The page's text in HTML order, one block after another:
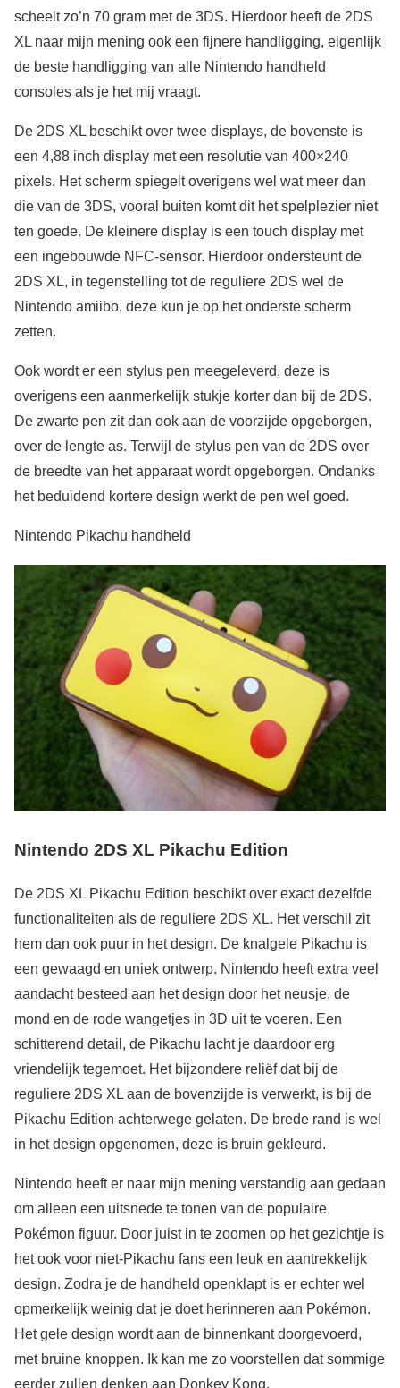
scheelt zo’n 70 gram met de 3DS. Hierdoor heeft de 2DS
XL naar mijn mening ook een fijnere handligging, eigenlijk
de beste handligging van alle Nintendo handheld
consoles als je het mij vraagt.
De 2DS XL beschikt over twee displays, de bovenste is
een 4,88 inch display met een resolutie van 400×240
pixels. Het scherm spiegelt overigens wel wat meer dan
die van de 3DS, vooral buiten komt dit het spelplezier niet
ten goede. De kleinere display is een touch display met
een ingebouwde NFC-sensor. Hierdoor ondersteunt de
2DS XL, in tegenstelling tot de reguliere 2DS wel de
Nintendo amiibo, deze kun je op het onderste scherm
zetten.
Ook wordt er een stylus pen meegeleverd, deze is
overigens een aanmerkelijk stukje korter dan bij de 2DS.
De zwarte pen zit dan ook aan de voorzijde opgeborgen,
over de lengte as. Terwijl de stylus pen van de 2DS over
de breedte van het apparaat wordt opgeborgen. Ondanks
het beduidend kortere design werkt de pen wel goed.
Nintendo Pikachu handheld
Nintendo 2DS XL Pikachu Edition
De 2DS XL Pikachu Edition beschikt over exact dezelfde
functionaliteiten als de reguliere 2DS XL. Het verschil zit
hem dan ook puur in het design. De knalgele Pikachu is
een gewaagd en uniek ontwerp. Nintendo heeft extra veel
aandacht besteed aan het design door het neusje, de
mond en de rode wangetjes in 3D uit te voeren. Een
schitterend detail, de Pikachu lacht je daardoor erg
vriendelijk tegemoet. Het bijzondere reliëf dat bij de
reguliere 2DS XL aan de bovenzijde is verwerkt, is bij de
Pikachu Edition achterwege gelaten. De brede rand is wel
in het design opgenomen, deze is bruin gekleurd.
Nintendo heeft er naar mijn mening verstandig aan gedaan
om alleen een uitsnede te tonen van de populaire
Pokémon figuur. Door juist in te zoomen op het gezichtje is
het ook voor niet-Pikachu fans een leuk en aantrekkelijk
design. Zodra je de handheld openklapt is er echter wel
opmerkelijk weinig dat je doet herinneren aan Pokémon.
Het gele design wordt aan de binnenkant doorgevoerd,
met bruine knoppen. Ik kan me zo voorstellen dat sommige
eerder zullen denken aan Donkey Kong.